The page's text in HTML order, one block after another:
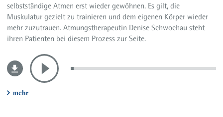
selbstständige Atmen erst wieder gewöhnen. Es gilt, die
Muskulatur gezielt zu trainieren und dem eigenen Körper wieder
mehr zuzutrauen. Atmungstherapeutin Denise Schwochau steht
ihren Patienten bei diesem Prozess zur Seite.
mehr